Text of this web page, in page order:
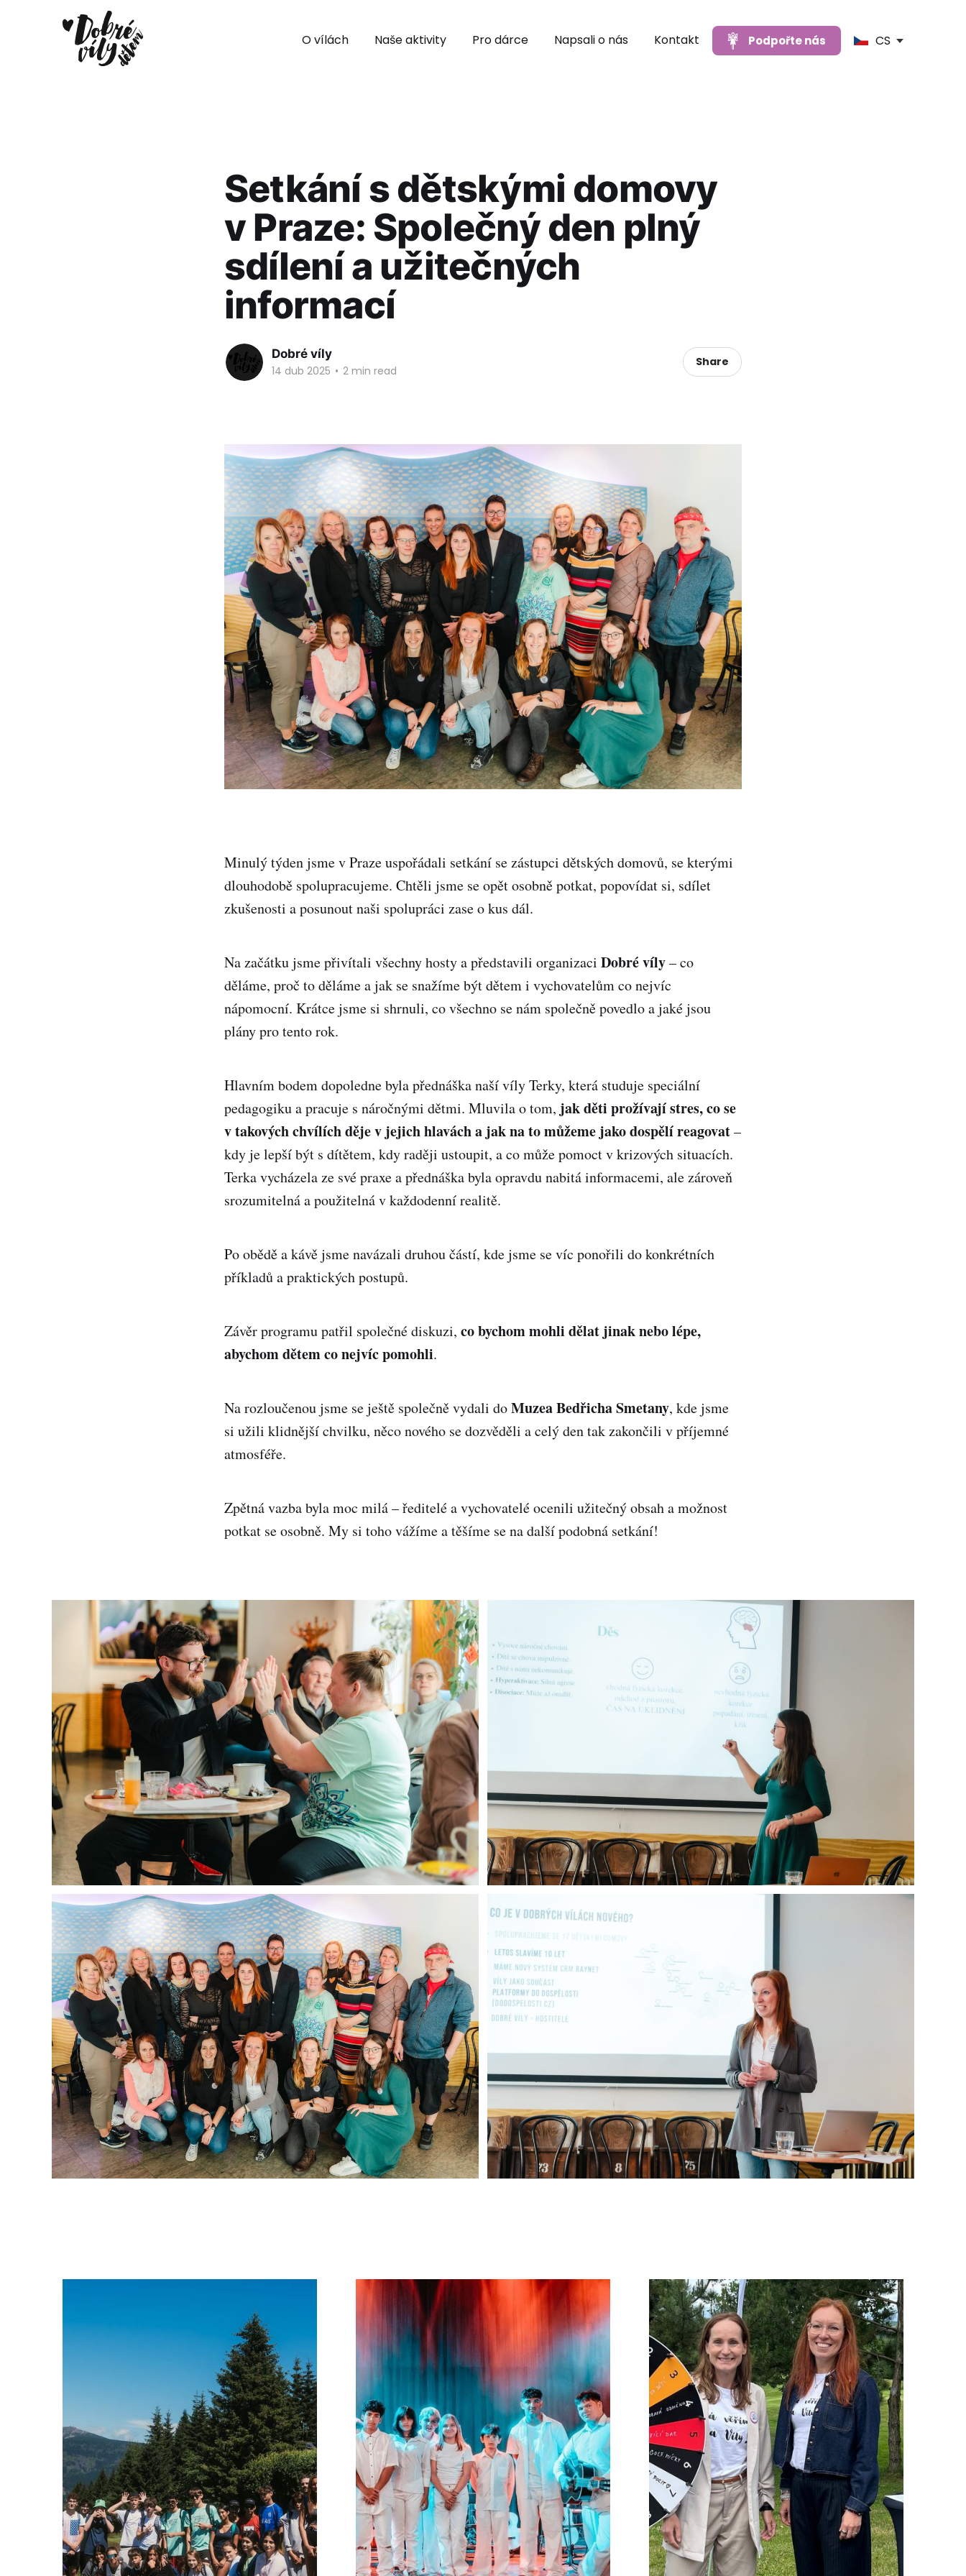
O vílách Naše aktivity Pro dárce Napsali o nás Kontakt Podpořte nás CS
Setkání s dětskými domovy
v Praze: Společný den plný
sdílení a užitečných
informací
Dobré víly
14 dub 2025 • 2 min read
Share
Minulý týden jsme v Praze uspořádali setkání se zástupci dětských domovů, se kterými
dlouhodobě spolupracujeme. Chtěli jsme se opět osobně potkat, popovídat si, sdílet
zkušenosti a posunout naši spolupráci zase o kus dál.
Na začátku jsme přivítali všechny hosty a představili organizaci Dobré víly– co
děláme, proč to děláme a jak se snažíme být dětem i vychovatelům co nejvíc
nápomocní. Krátce jsme si shrnuli, co všechno se nám společně povedlo a jaké jsou
plány pro tento rok.
Hlavním bodem dopoledne byla přednáška naší víly Terky, která studuje speciální
pedagogiku a pracuje s náročnými dětmi. Mluvila o tom, jak děti prožívají stres, co se
v takových chvílích děje v jejich hlavách a jak na to můžeme jako dospělí reagovat–
kdy je lepší být s dítětem, kdy raději ustoupit, a co může pomoct v krizových situacích.
Terka vycházela ze své praxe a přednáška byla opravdu nabitá informacemi, ale zároveň
srozumitelná a použitelná v každodenní realitě.
Po obědě a kávě jsme navázali druhou částí, kde jsme se víc ponořili do konkrétních
příkladů a praktických postupů.
Závěr programu patřil společné diskuzi, co bychom mohli dělat jinak nebo lépe,
abychom dětem co nejvíc pomohli.
Na rozloučenou jsme se ještě společně vydali doMuzea Bedřicha Smetany, kde jsme
si užili klidnější chvilku, něco nového se dozvěděli a celý den tak zakončili v příjemné
atmosféře.
Zpětná vazba byla moc milá – ředitelé a vychovatelé ocenili užitečný obsah a možnost
potkat se osobně. My si toho vážíme a těšíme se na další podobná setkání!